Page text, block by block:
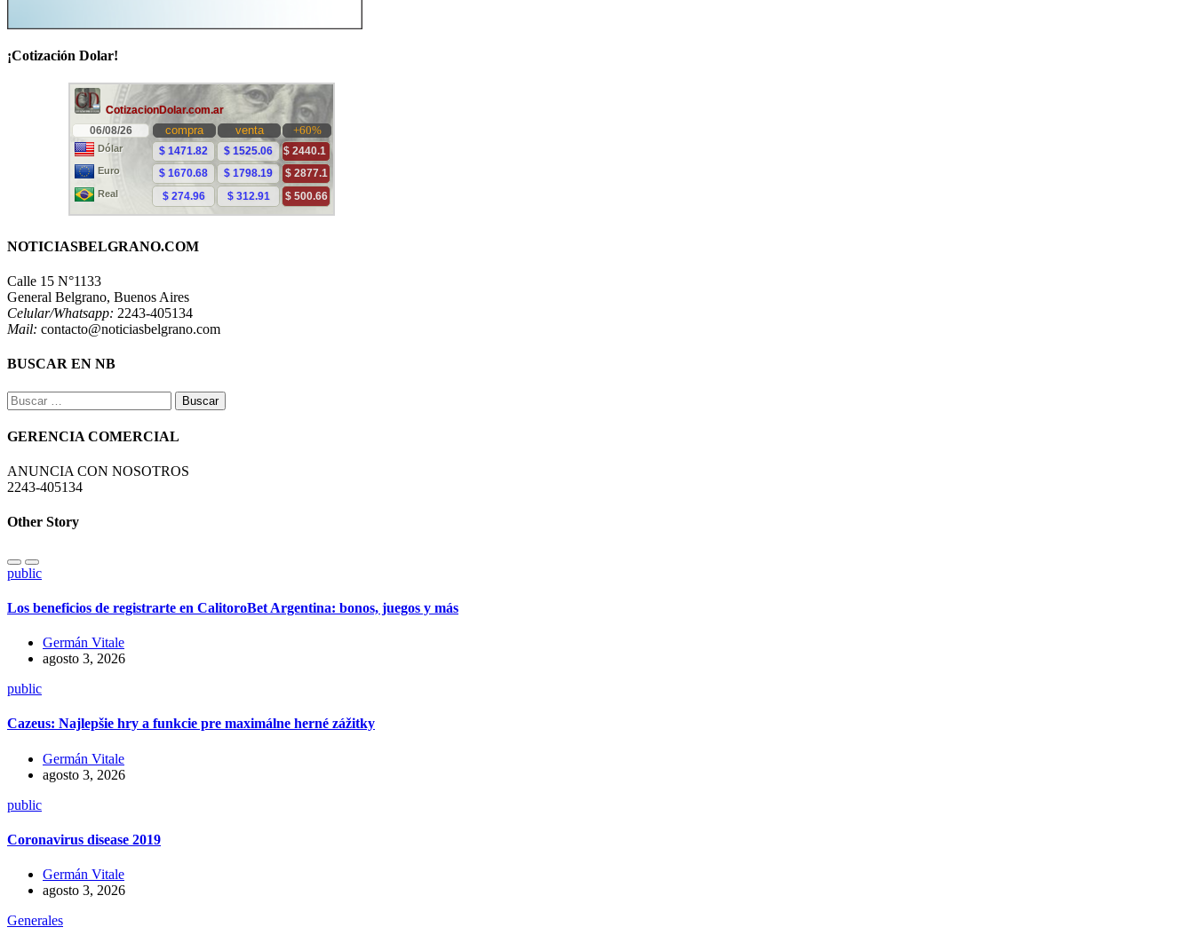
¡Cotización Dolar!
NOTICIASBELGRANO.COM
Calle 15 N°1133
General Belgrano, Buenos Aires
Celular/Whatsapp: 2243-405134
Mail: contacto@noticiasbelgrano.com
BUSCAR EN NB
Buscar:
GERENCIA COMERCIAL
ANUNCIA CON NOSOTROS
2243-405134
Other Story
public
Los beneficios de registrarte en CalitoroBet Argentina: bonos, juegos y más
Germán Vitale
agosto 3, 2026
public
Cazeus: Najlepšie hry a funkcie pre maximálne herné zážitky
Germán Vitale
agosto 3, 2026
public
Coronavirus disease 2019
Germán Vitale
agosto 3, 2026
Generales